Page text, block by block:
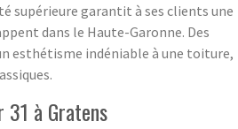
supérieure garantit à ses clients une
dans le Haute-Garonne. Des
esthétisme indéniable à une toiture,
à Gratens